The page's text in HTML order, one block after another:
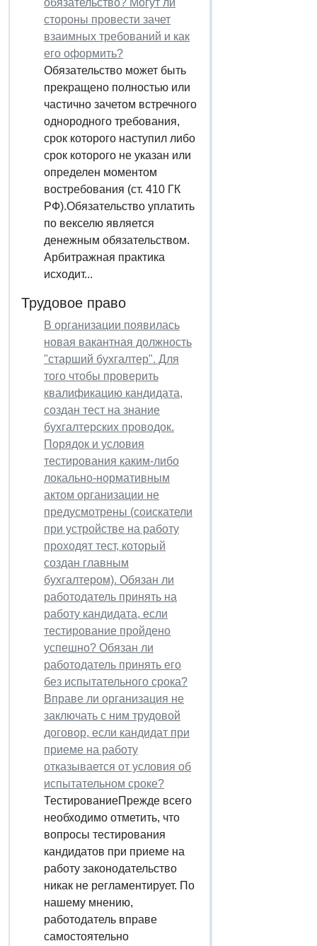
стороны провести зачет
взаимных требований и как
его оформить?
Обязательство может быть
прекращено полностью или
частично зачетом встречного
однородного требования,
срок которого наступил либо
срок которого не указан или
определен моментом
востребования (ст. 410 ГК
РФ).Обязательство уплатить
по векселю является
денежным обязательством.
Арбитражная практика
исходит...
Трудовое право
В организации появилась
новая вакантная должность
"старший бухгалтер". Для
того чтобы проверить
квалификацию кандидата,
создан тест на знание
бухгалтерских проводок.
Порядок и условия
тестирования каким-либо
локально-нормативным
актом организации не
предусмотрены (соискатели
при устройстве на работу
проходят тест, который
создан главным
бухгалтером). Обязан ли
работодатель принять на
работу кандидата, если
тестирование пройдено
успешно? Обязан ли
работодатель принять его
без испытательного срока?
Вправе ли организация не
заключать с ним трудовой
договор, если кандидат при
приеме на работу
отказывается от условия об
испытательном сроке?
ТестированиеПрежде всего
необходимо отметить, что
вопросы тестирования
кандидатов при приеме на
работу законодательство
никак не регламентирует. По
нашему мнению,
работодатель вправе
самостоятельно